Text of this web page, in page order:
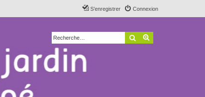
Connexion
S’enregistrer
Rechercher